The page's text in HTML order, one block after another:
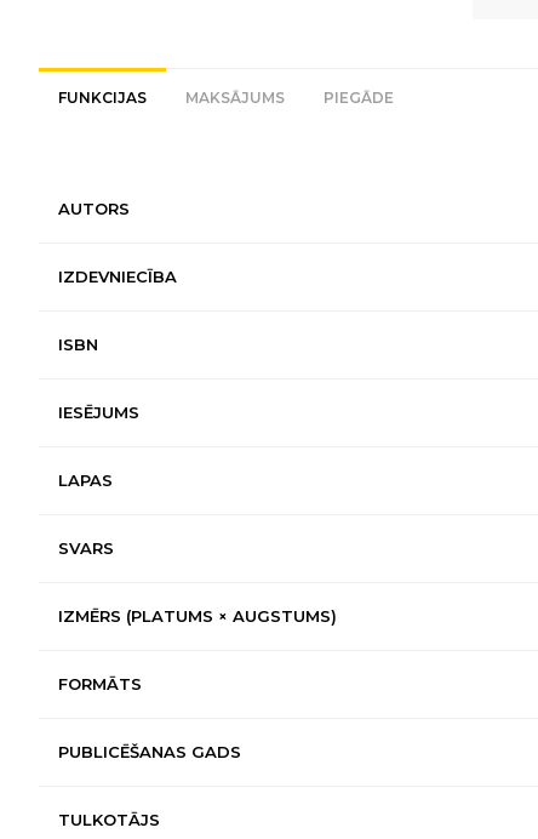
FUNKCIJAS MAKSĀJUMS PIEGĀDE
AUTORS
IZDEVNIECĪBA
ISBN
IESĒJUMS
LAPAS
SVARS
IZMĒRS (PLATUMS × AUGSTUMS)
FORMĀTS
PUBLICĒŠANAS GADS
TULKOTĀJS